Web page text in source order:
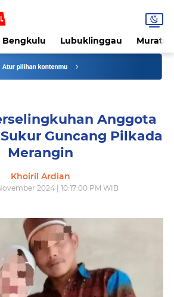
Bengkulu Lubuklinggau
Anggota
Guncang Pilkada
Merangin
Khoiril Ardian
2024 | 10:17:00 PM WIB